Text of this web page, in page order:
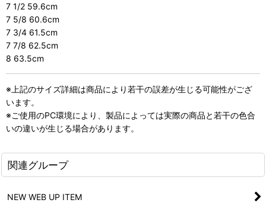
7 1/2 59.6cm
7 5/8 60.6cm
7 3/4 61.5cm
7 7/8 62.5cm
8 63.5cm
※上記のサイズ詳細は商品により若干の誤差が生じる可能性がござ
います。
※ご使用のPC環境により、製品によっては実際の商品と若干の色合
いの違いが生じる場合があります。
関連グループ
NEW WEB UP ITEM